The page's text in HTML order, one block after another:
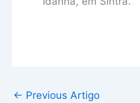
← Previous Artigo